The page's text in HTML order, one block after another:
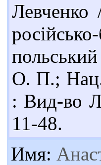
Левченко
О. П.; Нац.
: Вид-во
11-48.
Имя: